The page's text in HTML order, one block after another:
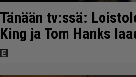
Tänään tv:ssä:
King ja Tom Hanks